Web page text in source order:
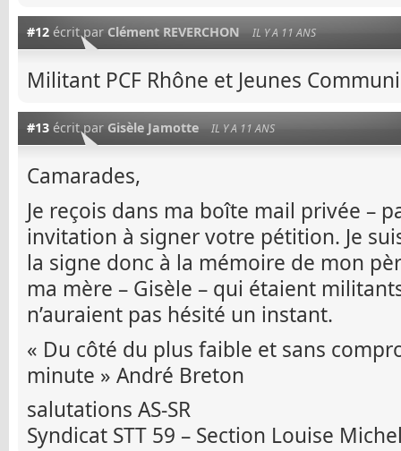
#12 écrit par Clément REVERCHON IL Y A 11 ANS
Militant PCF Rhône et Jeunes
#13 écrit par Gisèle Jamotte IL Y A 11 ANS
Camarades,
Je reçois dans ma boîte mail privée –
invitation à signer votre pétition. Je
la signe donc à la mémoire de mon
ma mère – Gisèle – qui étaient
n’auraient pas hésité un instant.
« Du côté du plus faible et sans
minute » André Breton
salutations AS-SR
Syndicat STT 59 – Section Louise